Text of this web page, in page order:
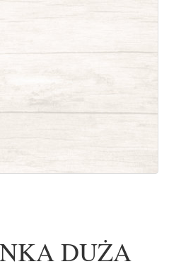
DUŻA